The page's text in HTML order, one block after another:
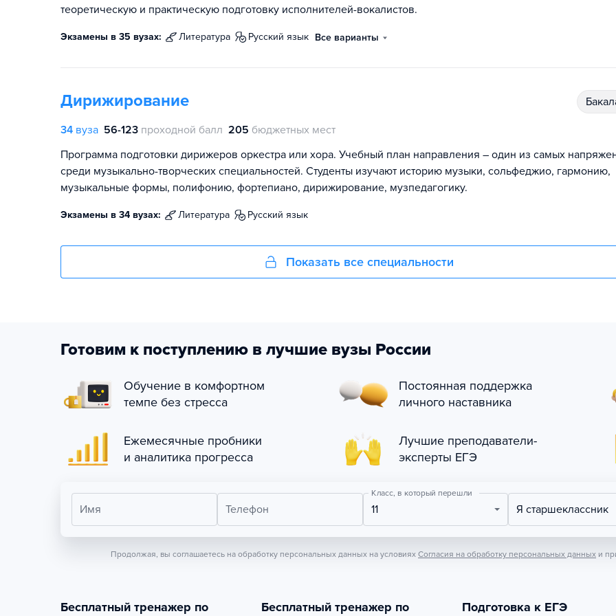
теоретическую и практическую подготовку исполнителей-вокалистов.
Экзамены в 35 вузах: литература русский язык Все варианты
Дирижирование
34 вуза 56-123 проходной балл 205 бюджетных мест
Программа подготовки дирижеров оркестра или хора. Учебный план направления – один из самых
среди музыкально-творческих специальностей. Студенты изучают историю музыки, сольфеджио, гармонию,
музыкальные формы, полифонию, фортепиано, дирижирование, музпедагогику.
Экзамены в 34 вузах: литература русский язык
Показать все специальности
Готовим к поступлению в лучшие вузы России
Обучение в комфортном
темпе без стресса
Постоянная поддержка
личного наставника
Ежемесячные пробники
и аналитика прогресса
Лучшие преподаватели-
эксперты ЕГЭ
Имя Телефон
Класс, в который перешли
11 Я старшеклассник
Продолжая, вы соглашаетесь на обработку персональных данных на условиях Согласия на обработку персональных данных и
Бесплатный тренажер по Бесплатный тренажер по Подготовка к ЕГЭ